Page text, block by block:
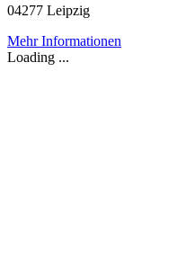
04277 Leipzig
Mehr Informationen
Loading ...